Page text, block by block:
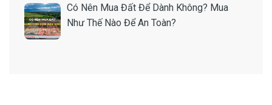
Có Nên Mua Đất Để Dành Không? Mua
Như Thế Nào Để An Toàn?